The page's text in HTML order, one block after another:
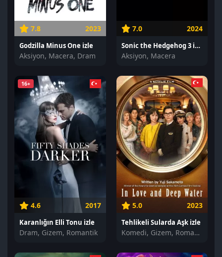
7.8 2023
Godzilla Minus One izle
Aksiyon, Macera, Dram
7.0 2024
Sonic the Hedgehog 3 izle
Aksiyon, Macera
16+
4.6 2017
Karanlığın Elli Tonu izle
Dram, Gizem, Romantik
5.0 2023
Tehlikeli Sularda Aşk izle
Komedi, Gizem, Romantik